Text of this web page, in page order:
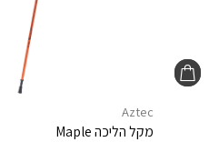
Aztec
מקל הליכהMaple